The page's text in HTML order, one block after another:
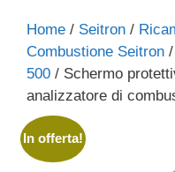
Home / Seitron /
Combustione Seitron /
500 / Schermo
analizzatore di
In offerta!